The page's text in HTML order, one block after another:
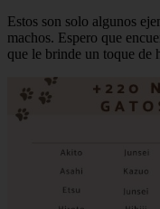
Estos son solo algunos
machos. Espero que
que le brinde un toque de